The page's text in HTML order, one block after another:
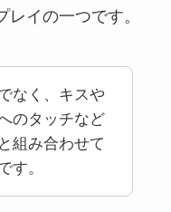
イの一つです。
なく、キスや
のタッチなど
組み合わせて
す。